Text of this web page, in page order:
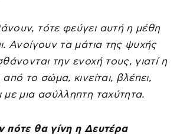
τότε φεύγει αυτή η μέθη
Ανοίγουν τα μάτια της ψυχής
την ενοχή τους, γιατί η
το σώμα, κινείται, βλέπει,
με μια ασύλληπτη ταχύτητα.
πότε θα γίνη η Δευτέρα